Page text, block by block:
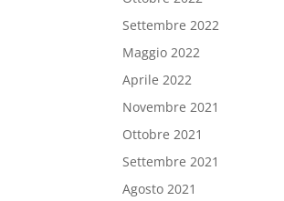
Settembre 2022
Maggio 2022
Aprile 2022
Novembre 2021
Ottobre 2021
Settembre 2021
Agosto 2021